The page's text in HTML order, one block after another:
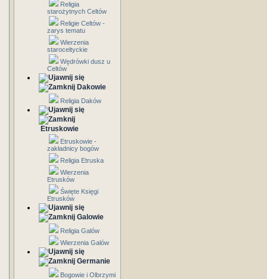
Religia
starożytnych Celtów
Religie Celtów -
zarys tematu
Wierzenia
staroceltyckie
Wędrówki dusz u
Celtów
Dakowie
Religia Daków
Etruskowie
Etruskowie -
zakładnicy bogów
Religia Etruska
Wierzenia
Etrusków
Święte Księgi
Etrusków
Galowie
Religia Galów
Wierzenia Galów
Germanie
Bogowie i Olbrzymi